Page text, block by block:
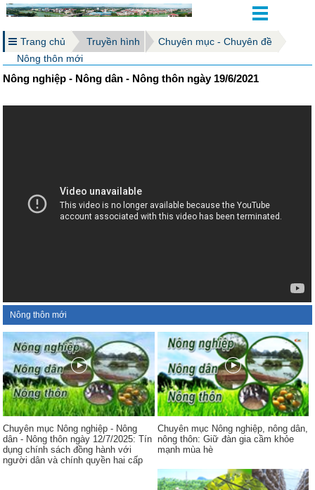
Trang chủ Truyền hình
Chuyên mục - Chuyên đề
Nông thôn mới
Nông nghiệp - Nông dân - Nông thôn ngày 19/6/2021
Nông thôn mới
Chuyên mục Nông nghiệp - Nông
dân - Nông thôn ngày 12/7/2025: Tín
dụng chính sách đồng hành với
người dân và chính quyền hai cấp
Chuyên mục Nông nghiệp, nông dân,
nông thôn: Giữ đàn gia cầm khỏe
mạnh mùa hè